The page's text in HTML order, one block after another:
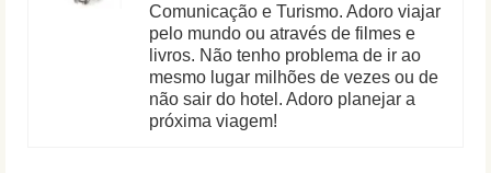
Comunicação e Turismo. Adoro viajar
pelo mundo ou através de filmes e
livros. Não tenho problema de ir ao
mesmo lugar milhões de vezes ou de
não sair do hotel. Adoro planejar a
próxima viagem!